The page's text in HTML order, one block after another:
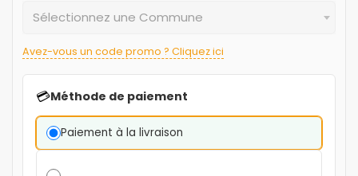
Sélectionnez une Commune
Avez-vous un code promo ? Cliquez ici
💳Méthode de paiement
Paiement à la livraison